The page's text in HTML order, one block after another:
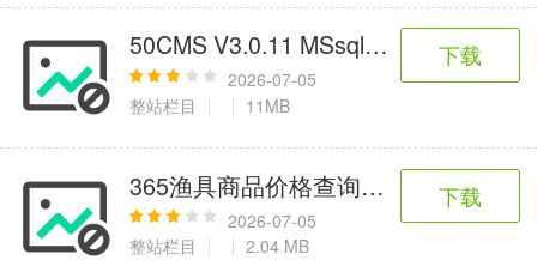
50CMS V3.0.11 MSsql版源码
2026-07-05
整站栏目
11MB
下载
365渔具商品价格查询系统源码
2026-07-05
整站栏目
2.04 MB
下载